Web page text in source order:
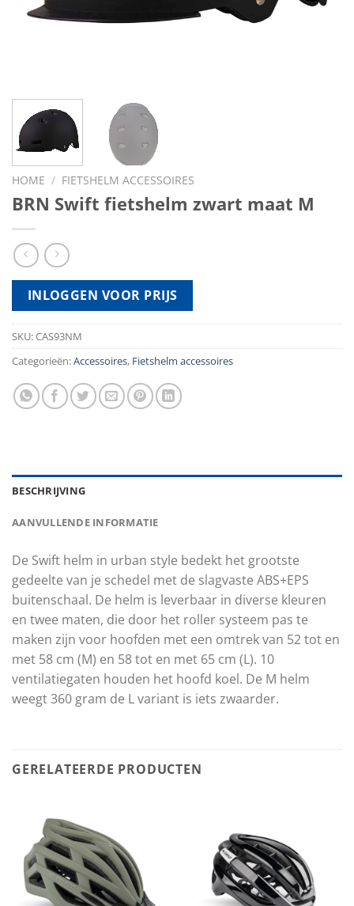
HOME / FIETSHELM ACCESSOIRES
BRN Swift fietshelm zwart maat M
INLOGGEN VOOR PRIJS
SKU:CAS93NM
Categorieën:Accessoires, Fietshelm accessoires
BESCHRIJVING
AANVULLENDE INFORMATIE
De Swift helm in urban style bedekt het grootste
gedeelte van je schedel met de slagvaste ABS+EPS
buitenschaal. De helm is leverbaar in diverse kleuren
en twee maten, die door het roller systeem pas te
maken zijn voor hoofden met een omtrek van 52 tot en
met 58 cm (M) en 58 tot en met 65 cm (L). 10
ventilatiegaten houden het hoofd koel. De M helm
weegt 360 gram de L variant is iets zwaarder.
GERELATEERDE PRODUCTEN